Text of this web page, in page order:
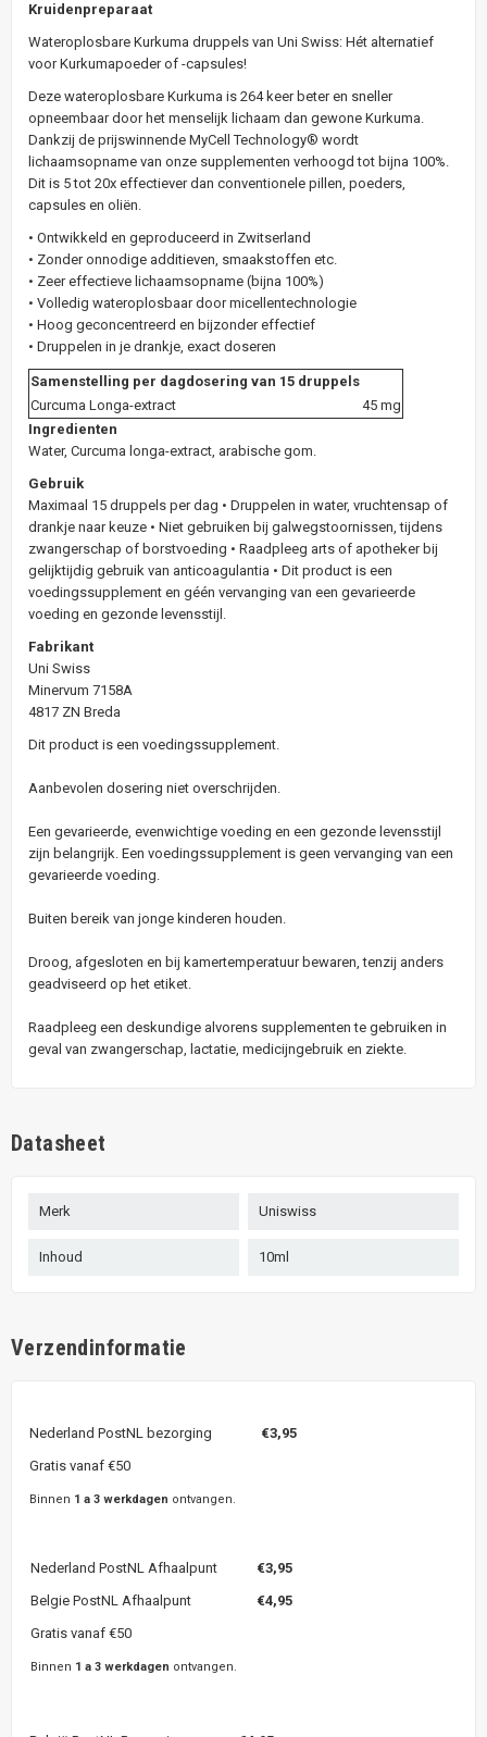
Kruidenpreparaat
Wateroplosbare Kurkuma druppels van Uni Swiss: Hét alternatief
voor Kurkumapoeder of -capsules!
Deze wateroplosbare Kurkuma is 264 keer beter en sneller
opneembaar door het menselijk lichaam dan gewone Kurkuma.
Dankzij de prijswinnende MyCell Technology® wordt
lichaamsopname van onze supplementen verhoogd tot bijna 100%.
Dit is 5 tot 20x effectiever dan conventionele pillen, poeders,
capsules en oliën.
• Ontwikkeld en geproduceerd in Zwitserland
• Zonder onnodige additieven, smaakstoffen etc.
• Zeer effectieve lichaamsopname (bijna 100%)
• Volledig wateroplosbaar door micellentechnologie
• Hoog geconcentreerd en bijzonder effectief
• Druppelen in je drankje, exact doseren
Samenstelling per dagdosering van 15 druppels
Curcuma Longa-extract
45 mg
Ingredienten
Water, Curcuma longa-extract, arabische gom.
Gebruik
Maximaal 15 druppels per dag • Druppelen in water, vruchtensap of
drankje naar keuze • Niet gebruiken bij galwegstoornissen, tijdens
zwangerschap of borstvoeding • Raadpleeg arts of apotheker bij
gelijktijdig gebruik van anticoagulantia • Dit product is een
voedingssupplement en géén vervanging van een gevarieerde
voeding en gezonde levensstijl.
Fabrikant
Uni Swiss
Minervum 7158A
4817 ZN Breda
Dit product is een voedingssupplement.
Aanbevolen dosering niet overschrijden.
Een gevarieerde, evenwichtige voeding en een gezonde levensstijl
zijn belangrijk. Een voedingssupplement is geen vervanging van een
gevarieerde voeding.
Buiten bereik van jonge kinderen houden.
Droog, afgesloten en bij kamertemperatuur bewaren, tenzij anders
geadviseerd op het etiket.
Raadpleeg een deskundige alvorens supplementen te gebruiken in
geval van zwangerschap, lactatie, medicijngebruik en ziekte.
Datasheet
Merk Uniswiss
Inhoud 10ml
Verzendinformatie
Nederland PostNL bezorging €3,95
Gratis vanaf €50
Binnen 1 a 3 werkdagen ontvangen.
Nederland PostNL Afhaalpunt €3,95
Belgie PostNL Afhaalpunt
€4,95
Gratis vanaf €50
Binnen 1 a 3 werkdagen ontvangen.